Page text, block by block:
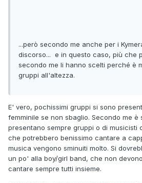
...però secondo me anche per i
discorso... e in questo caso, più che
secondo me li hanno scelti perché è
gruppi all'altezza.
E' vero, pochissimi gruppi si sono
femminile se non sbaglio. Secondo me è
presentano sempre gruppi o di musicisti
che potrebbero benissimo cantare a
musica vengono sminuiti molto. Si
un po' alla boy/girl band, che non
cantare sempre tutti insieme.